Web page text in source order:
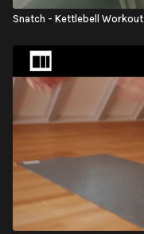
Snatch - Kettlebell Workout